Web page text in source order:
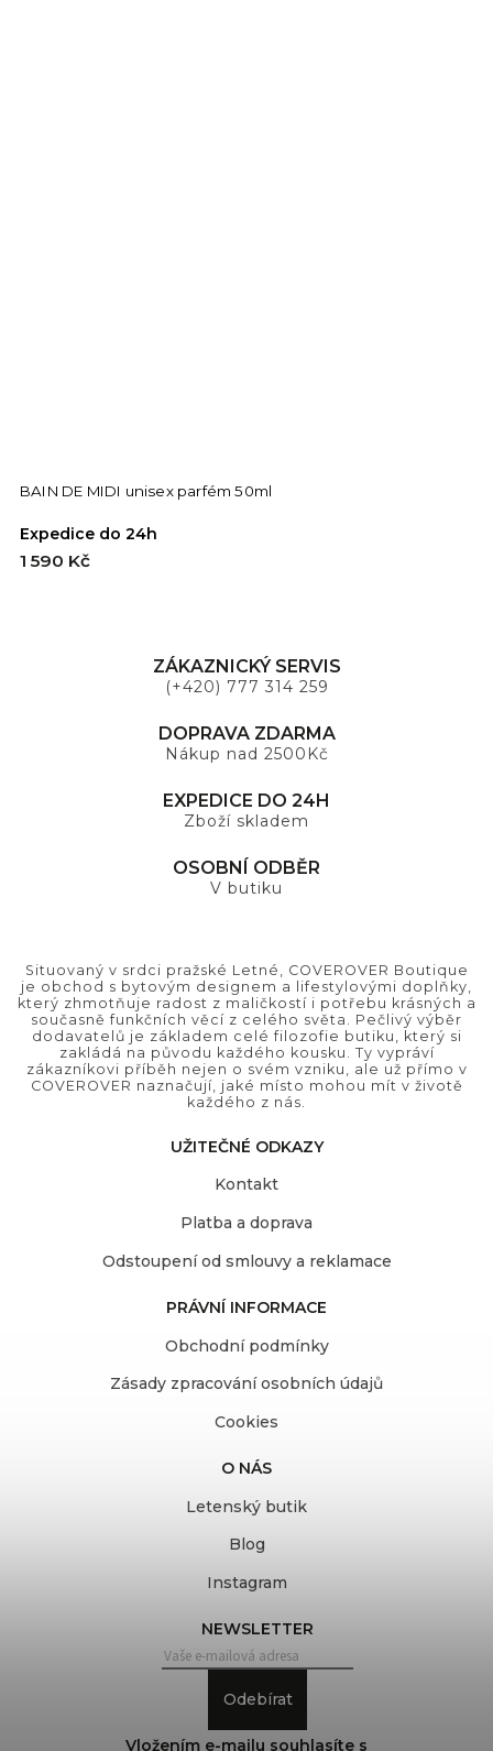
BAIN DE MIDI unisex parfém 50ml
Expedice do 24h
1 590 Kč
ZÁKAZNICKÝ SERVIS
(+420) 777 314 259
DOPRAVA ZDARMA
Nákup nad 2500Kč
EXPEDICE DO 24H
Zboží skladem
OSOBNÍ ODBĚR
V butiku
Situovaný v srdci pražské Letné, COVEROVER Boutique
je obchod s bytovým designem a lifestylovými doplňky,
který zhmotňuje radost z maličkostí i potřebu krásných a
současně funkčních věcí z celého světa. Pečlivý výběr
dodavatelů je základem celé filozofie butiku, který si
zakládá na původu každého kousku. Ty vypráví
zákazníkovi příběh nejen o svém vzniku, ale už přímo v
COVEROVER naznačují, jaké místo mohou mít v životě
každého z nás.
UŽITEČNÉ ODKAZY
Kontakt
Platba a doprava
Odstoupení od smlouvy a reklamace
PRÁVNÍ INFORMACE
Obchodní podmínky
Zásady zpracování osobních údajů
Cookies
O NÁS
Letenský butik
Blog
Instagram
NEWSLETTER
Odebírat
Vložením e-mailu souhlasíte s